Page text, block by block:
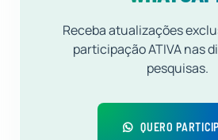
Receba atualizações
participação ATIVA nas
pesquisas.
QUERO